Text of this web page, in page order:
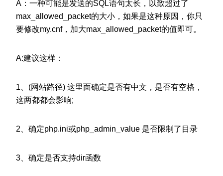
A：一种可能是发送的SQL语句太长，以致超过了
max_allowed_packet的大小，如果是这种原因，你只
要修改my.cnf，加大max_allowed_packet的值即可。
A:建议这样：
1、(网站路径) 这里面确定是否有中文，是否有空格，
这两都都会影响;
2、确定php.ini或php_admin_value 是否限制了目录
3、确定是否支持dir函数